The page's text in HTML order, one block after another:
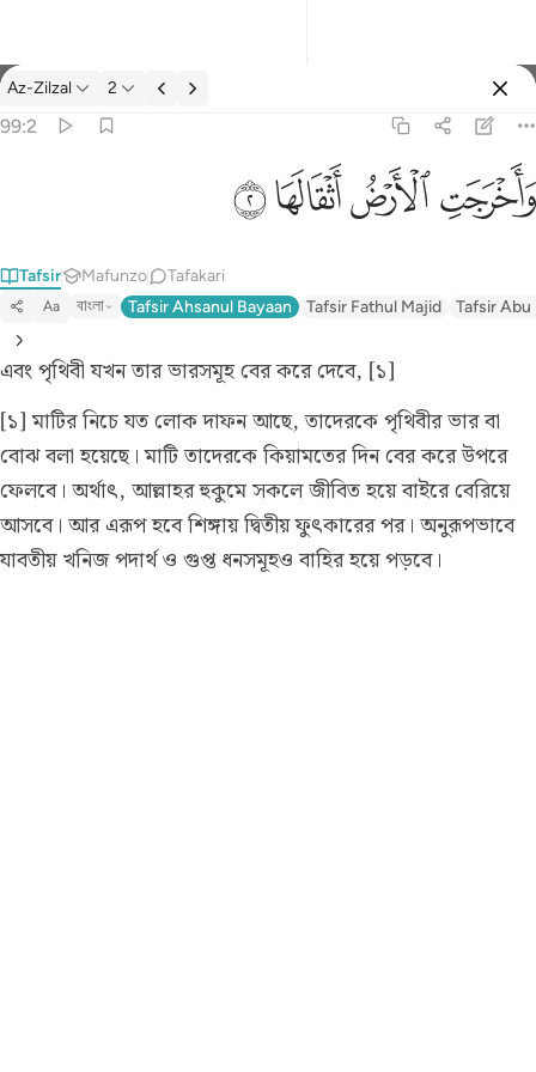
Tafsir: Az-Zilzal 99:2
Az-Zilzal 2
99:2
ﱺﱻﱼﱽ
Tafsir Mafunzo Tafakari
Aa বাংলা Tafsir Ahsanul Bayaan Tafsir Fathul Majid Tafsir Abu
এবং পৃথিবী যখন তার ভারসমূহ বের করে দেবে, [১]
[১] মাটির নিচে যত লোক দাফন আছে, তাদেরকে পৃথিবীর ভার বা
বোঝ বলা হয়েছে। মাটি তাদেরকে কিয়ামতের দিন বের করে উপরে
ফেলবে। অর্থাৎ, আল্লাহর হুকুমে সকলে জীবিত হয়ে বাইরে বেরিয়ে
আসবে। আর এরূপ হবে শিঙ্গায় দ্বিতীয় ফুৎকারের পর। অনুরূপভাবে
যাবতীয় খনিজ পদার্থ ও গুপ্ত ধনসমূহও বাহির হয়ে পড়বে।